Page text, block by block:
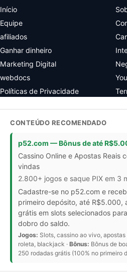
Início
Equipe
afiliados
Ganhar dinheiro
Marketing Digital
webdocs
Políticas de Privacidade
CONTEÚDO RECOMENDADO
p52.com — Bônus de até
Cassino Online e Apostas Reais
vindas
2.800+ jogos e saque PIX em 3
Cadastre-se no p52.com e
primeiro depósito, até R$5.000,
grátis em slots selecionados
dobro do saldo.
Jogos: Slots, cassino ao vivo,
roleta, blackjack · Bônus: Bônus de
250 rodadas grátis (100% no primeiro